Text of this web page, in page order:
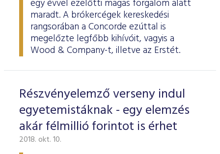
egy évvel ezelőtti magas forgalom alatt
maradt. A brókercégek kereskedési
rangsorában a Concorde ezúttal is
megelőzte legfőbb kihívóit, vagyis a
Wood & Company-t, illetve az Erstét.
Részvényelemző verseny indul
egyetemistáknak - egy elemzés
akár félmillió forintot is érhet
2018. okt. 10.